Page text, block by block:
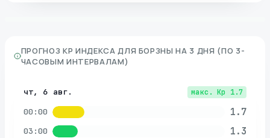
ПРОГНОЗ KP ИНДЕКСА ДЛЯ БОРЗНЫ НА 3 ДНЯ (ПО 3-
ЧАСОВЫМ ИНТЕРВАЛАМ)
чт, 6 авг. макс. Kp 1.7
00:00 1.7
03:00 1.3